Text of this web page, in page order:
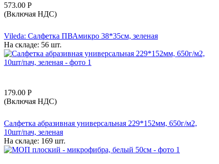
573.00 Р
(Включая НДС)
Vileda: Салфетка ПВАмикро 38*35см, зеленая
На складе: 56 шт.
179.00 Р
(Включая НДС)
Салфетка абразивная универсальная 229*152мм, 650г/м2,
10шт/пач, зеленая
На складе: 169 шт.